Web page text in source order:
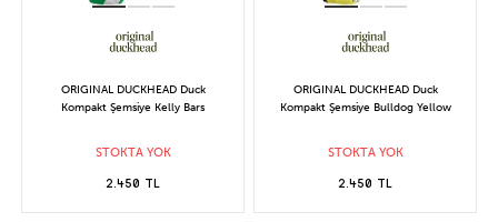
ORIGINAL DUCKHEAD Duck
Kompakt Şemsiye Kelly Bars
STOKTA YOK
2.450 TL
ORIGINAL DUCKHEAD Duck
Kompakt Şemsiye Bulldog Yellow
STOKTA YOK
2.450 TL